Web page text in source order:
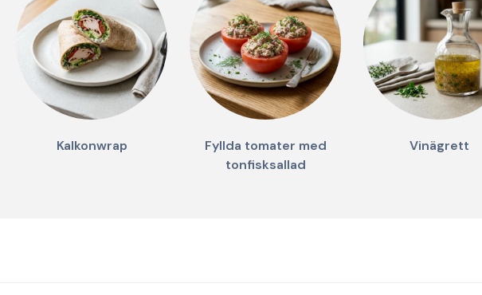
Kalkonwrap
Fyllda tomater med
tonfisksallad
Vinägrett